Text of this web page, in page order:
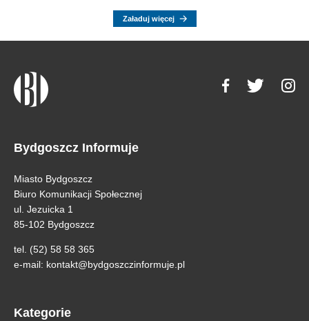
Załaduj więcej
Bydgoszcz Informuje
Miasto Bydgoszcz
Biuro Komunikacji Społecznej
ul. Jezuicka 1
85-102 Bydgoszcz
tel. (52) 58 58 365
e-mail: kontakt@bydgoszczinformuje.pl
Kategorie